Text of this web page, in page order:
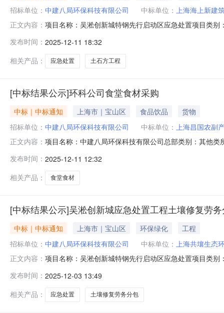
招标单位： 中建八局环保科技有限公司 中标单位： 上海海上新建
正文内容： 项目名称：吴淞创新城特钢先行启动区应急处置项目类
发布时间： 2025-12-11 18:32
相关产品：
应急处置 土石方工程
[中标结果公示]环科公司食堂食材采购
中标｜中标通知 上海市｜宝山区 食品饮品
货物
招标单位： 中建八局环保科技有限公司 中标单位： 上海昌国农副
正文内容： 项目名称：中建八局环保科技有限公司总部类别：其他
发布时间： 2025-12-11 12:32
相关产品：
食堂食材
[中标结果公示]吴淞创新城应急处置工程土壤修复劳
中标｜中标通知 上海市｜宝山区 环保绿化
工程
招标单位： 中建八局环保科技有限公司 中标单位： 上海共壤生态
正文内容： 项目名称：吴淞创新城特钢先行启动区应急处置项目类
发布时间： 2025-12-03 13:49
相关产品：
应急处置 土壤修复劳务分包